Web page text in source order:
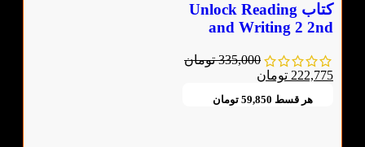
کتاب Unlock Reading
and Writing 2 2nd
335,000 تومان
222,775 تومان
هر قسط 59,850 تومان